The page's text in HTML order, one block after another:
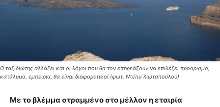
Ο ταξιδιώτης αλλάζει και οι λόγοι που θα τον επηρεάζουν να επιλέξει προορισμό,
κατάλυμα, εμπειρία, θα είναι διαφορετικοί (φωτ. Ντέπυ Χιωτοπούλου)
Με το βλέμμα στραμμένο στο μέλλον η εταιρία